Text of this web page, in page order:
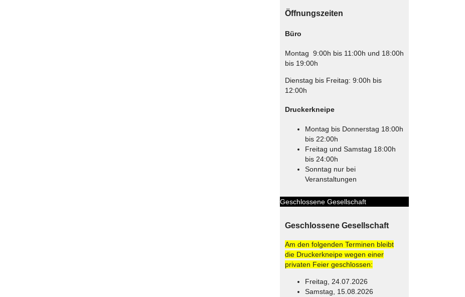
Öffnungszeiten
Büro
Montag 9:00h bis 11:00h und 18:00h
bis 19:00h
Dienstag bis Freitag: 9:00h bis
12:00h
Druckerkneipe
Montag bis Donnerstag 18:00h
bis 22:00h
Freitag und Samstag 18:00h
bis 24:00h
Sonntag nur bei
Veranstaltungen
Geschlossene Gesellschaft
Geschlossene Gesellschaft
Am den folgenden Terminen bleibt
die Druckerkneipe wegen einer
privaten Feier geschlossen:
Freitag, 24.07.2026
Samstag, 15.08.2026